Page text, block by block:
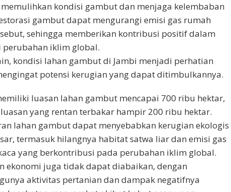
memulihkan kondisi gambut dan menjaga kelembaban
gambut dapat mengurangi emisi gas rumah
sehingga memberikan kontribusi positif dalam
perubahan iklim global.
kondisi lahan gambut di Jambi menjadi perhatian
potensi kerugian yang dapat ditimbulkannya.
luasan lahan gambut mencapai 700 ribu hektar,
yang rentan terbakar hampir 200 ribu hektar.
lahan gambut dapat menyebabkan kerugian ekologis
termasuk hilangnya habitat satwa liar dan emisi gas
yang berkontribusi pada perubahan iklim global.
ekonomi juga tidak dapat diabaikan, dengan
aktivitas pertanian dan dampak negatifnya